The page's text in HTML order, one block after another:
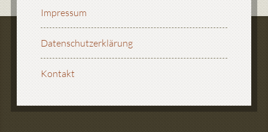
Impressum
Datenschutzerklärung
Kontakt